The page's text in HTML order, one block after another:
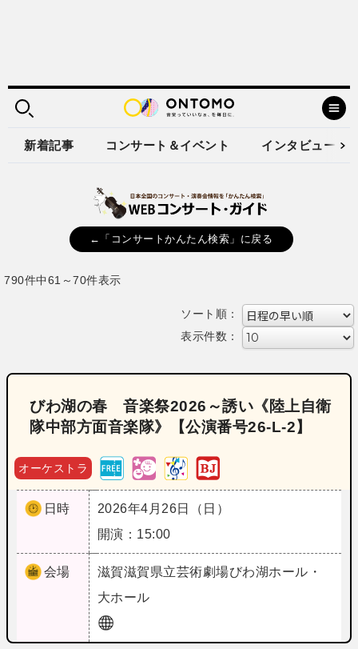
新着記事 コンサート＆イベント インタビュー
←「コンサートかんたん検索」に戻る
790件中61～70件表示
ソート順：
表示件数：
びわ湖の春 音楽祭2026～誘い《陸上自衛
隊中部方面音楽隊》【公演番号26‐L‐2】
オーケストラ
日時
2026年4月26日（日）
開演：15:00
会場 滋賀滋賀県立芸術劇場びわ湖ホール・
大ホール